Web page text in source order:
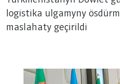
geçirildi
logistika ulgamyny
maslahaty geçirildi